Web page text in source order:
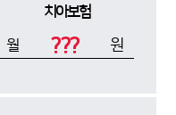
치아보험
월 ??? 원